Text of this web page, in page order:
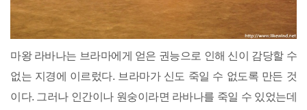
마왕 라바나는 브라마에게 얻은 권능으로 인해 신이 감당할 수
없는 지경에 이르렀다. 브라마가 신도 죽일 수 없도록 만든 것
이다. 그러나 인간이나 원숭이라면 라바나를 죽일 수 있었는데